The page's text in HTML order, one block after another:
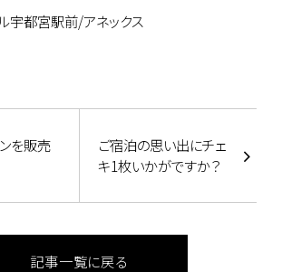
宇都宮駅前/アネックス
を販売
ご宿泊の思い出にチェ
キ1枚いかがですか？
記事一覧に戻る